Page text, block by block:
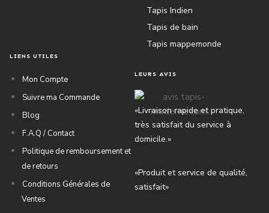
Tapis Indien
Tapis de bain
Tapis mappemonde
LIENS UTILES
Mon Compte
Suivre ma Commande
Blog
F.A.Q / Contact
Politique de remboursement et
de retours
Conditions Générales de
Ventes
LEURS AVIS
«Livraison rapide et pratique,
très satisfait du service à
domicile.»
«Produit et service de qualité,
satisfait»